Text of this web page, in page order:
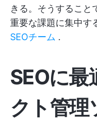
きる。そうすること
重要な課題に集中す
SEOチーム .
SEOに最
クト管理